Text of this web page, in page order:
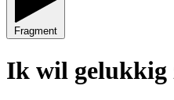
Fragment
Ik wil gelukkig